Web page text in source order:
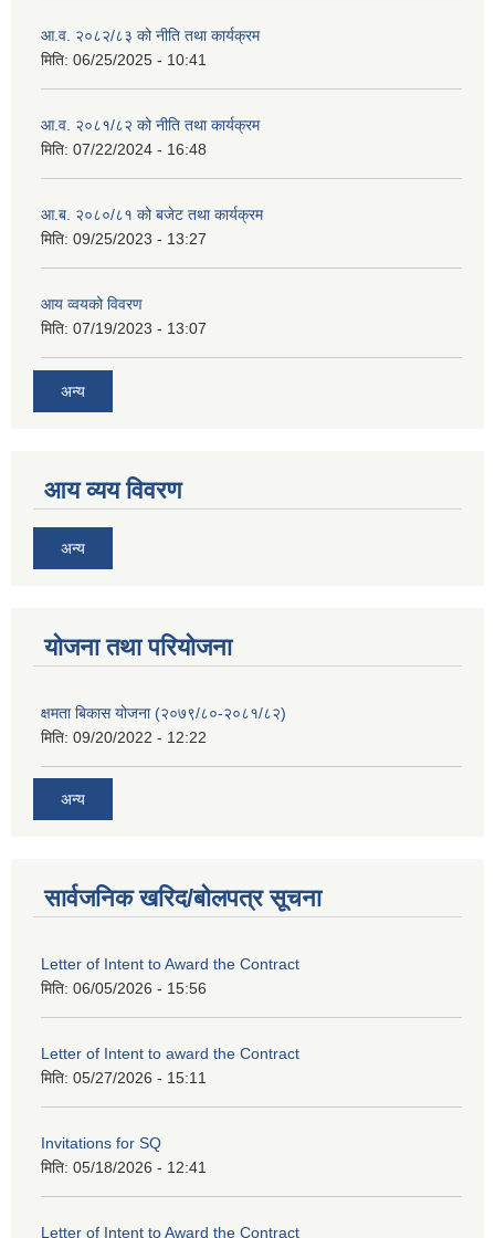
आ.व. २०८२/८३ को नीति तथा कार्यक्रम
मिति: 06/25/2025 - 10:41
आ.व. २०८१/८२ को नीति तथा कार्यक्रम
मिति: 07/22/2024 - 16:48
आ.ब. २०८०/८१ को बजेट तथा कार्यक्रम
मिति: 09/25/2023 - 13:27
आय व्वयको विवरण
मिति: 07/19/2023 - 13:07
अन्य
आय व्यय विवरण
अन्य
याेजना तथा परियाेजना
क्षमता बिकास योजना (२०७९/८०-२०८१/८२)
मिति: 09/20/2022 - 12:22
अन्य
सार्वजनिक खरिद/बोलपत्र सूचना
Letter of Intent to Award the Contract
मिति: 06/05/2026 - 15:56
Letter of Intent to award the Contract
मिति: 05/27/2026 - 15:11
Invitations for SQ
मिति: 05/18/2026 - 12:41
Letter of Intent to Award the Contract